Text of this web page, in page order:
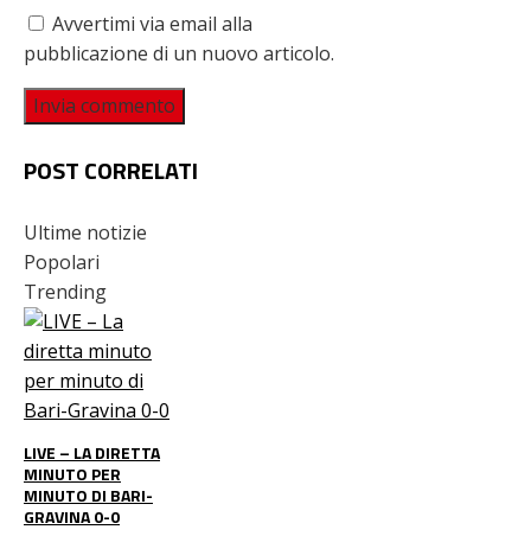
Avvertimi via email alla
pubblicazione di un nuovo articolo.
POST CORRELATI
Ultime notizie
Popolari
Trending
LIVE – LA DIRETTA
MINUTO PER
MINUTO DI BARI-
GRAVINA 0-0